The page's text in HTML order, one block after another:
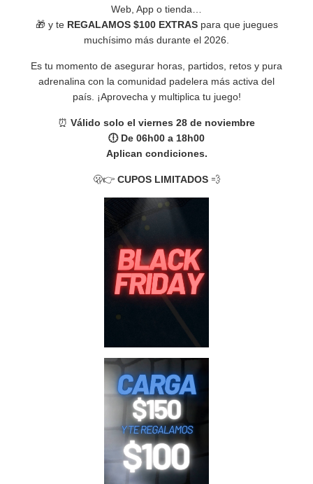
Web, App o tienda…
🎁 y te REGALAMOS $100 EXTRAS para que juegues
muchísimo más durante el 2026.
Es tu momento de asegurar horas, partidos, retos y pura
adrenalina con la comunidad padelera más activa del
país. ¡Aprovecha y multiplica tu juego!
⏰ Válido solo el viernes 28 de noviembre
🕕 De 06h00 a 18h00
Aplican condiciones.
🫢👉 CUPOS LIMITADOS💨